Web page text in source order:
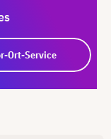
Ort-Service